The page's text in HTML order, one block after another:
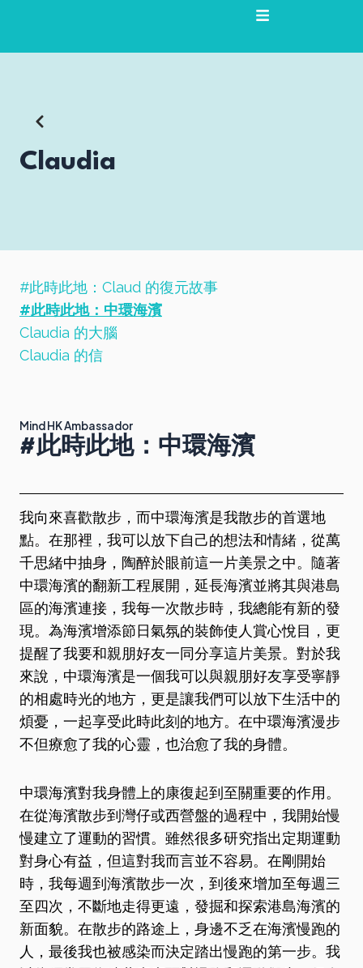
主
Claudia
#此時此地：Claud 的復元故事
#此時此地：中環海濱
Claudia 的大腦
Claudia 的信
Mind HK Ambassador
#此時此地：中環海濱
我向來喜歡散步，而中環海濱是我散步的首選地
點。在那裡，我可以放下自己的想法和情緒，從萬
千思緒中抽身，陶醉於眼前這一片美景之中。隨著
中環海濱的翻新工程展開，延長海濱並將其與港島
區的海濱連接，我每一次散步時，我總能有新的發
現。為海濱增添節日氣氛的裝飾使人賞心悅目，更
提醒了我要和親朋好友一同分享這片美景。對於我
來說，中環海濱是一個我可以與親朋好友享受寧靜
的相處時光的地方，更是讓我們可以放下生活中的
煩憂，一起享受此時此刻的地方。在中環海濱漫步
不但療愈了我的心靈，也治愈了我的身體。
中環海濱對我身體上的康復起到至關重要的作用。
在從海濱散步到灣仔或西營盤的過程中，我開始慢
慢建立了運動的習慣。雖然很多研究指出定期運動
對身心有益，但這對我而言並不容易。在剛開始
時，我每週到海濱散步一次，到後來增加至每週三
至四次，不斷地走得更遠，發掘和探索港島海濱的
新面貌。在散步的路途上，身邊不乏在海濱慢跑的
人，最後我也被感染而決定踏出慢跑的第一步。我